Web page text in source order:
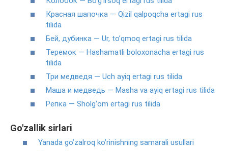
Красная шапочка — Qizil qalpoqcha ertagi rus
tilida
Бей, дубинка — Ur, to’qmoq ertagi rus tilida
Теремок — Hashamatli boloxonacha ertagi rus
tilida
Три медведя — Uch ayiq ertagi rus tilida
Маша и медведь — Masha va ayiq ertagi rus tilida
Репка — Sholg‘om ertagi rus tilida
Go'zallik sirlari
Yanada go’zalroq ko’rinishning samarali usullari